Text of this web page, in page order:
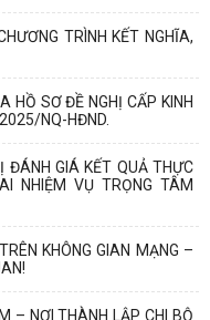
TRÌNH KẾT NGHĨA,
HỒ SƠ ĐỀ NGHỊ CẤP KINH
NQ-HĐND.
ĐÁNH GIÁ KẾT QUẢ THỰC
NHIỆM VỤ TRỌNG TÂM
KHÔNG GIAN MẠNG –
– NƠI THÀNH LẬP CHI BỘ